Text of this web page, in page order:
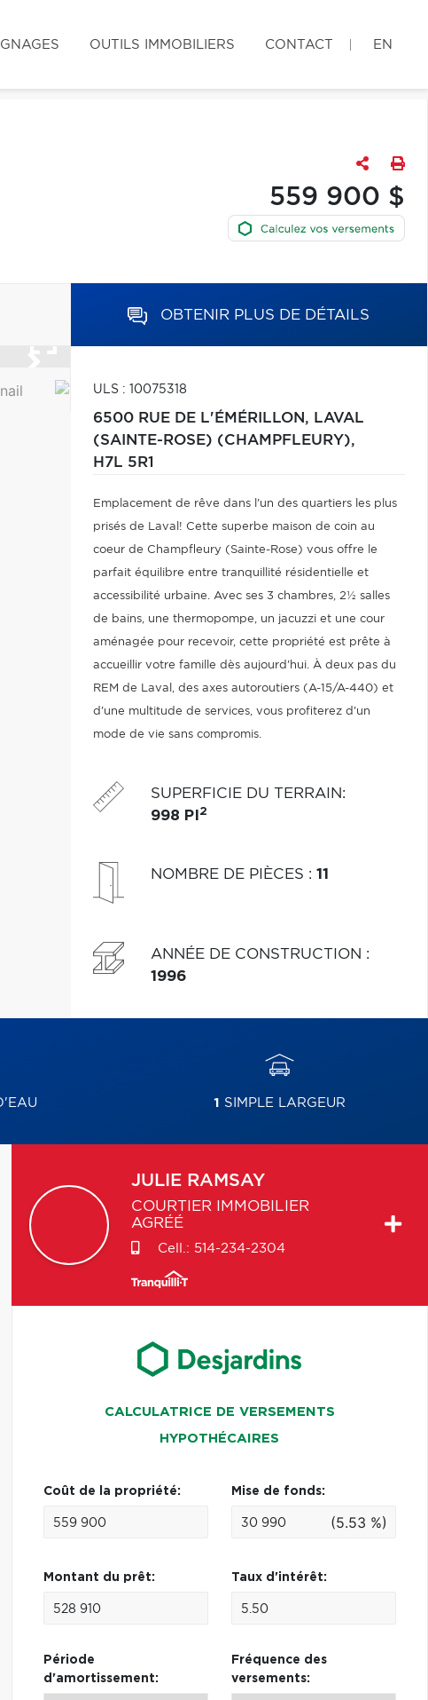
OUTILS IMMOBILIERS CONTACT EN
559 900 $
OBTENIR PLUS DE DÉTAILS
ULS : 10075318
6500 RUE DE L'ÉMÉRILLON, LAVAL
(SAINTE-ROSE) (CHAMPFLEURY),
H7L 5R1
Emplacement de rêve dans l'un des quartiers les plus
prisés de Laval! Cette superbe maison de coin au
coeur de Champfleury (Sainte-Rose) vous offre le
parfait équilibre entre tranquillité résidentielle et
accessibilité urbaine. Avec ses 3 chambres, 2½ salles
de bains, une thermopompe, un jacuzzi et une cour
aménagée pour recevoir, cette propriété est prête à
accueillir votre famille dès aujourd'hui. À deux pas du
REM de Laval, des axes autoroutiers (A-15/A-440) et
d'une multitude de services, vous profiterez d'un
mode de vie sans compromis.
SUPERFICIE DU TERRAIN:
998 PI 2
NOMBRE DE PIÈCES : 11
ANNÉE DE CONSTRUCTION :
1996
1 SIMPLE LARGEUR
JULIE RAMSAY
COURTIER IMMOBILIER
AGRÉÉ
Cell.: 514-234-2304
CALCULATRICE DE VERSEMENTS
HYPOTHÉCAIRES
Coût de la propriété: Mise de fonds:
(5.53 %)
Montant du prêt: Taux d'intérêt:
Période
d'amortissement:
Fréquence des
versements: